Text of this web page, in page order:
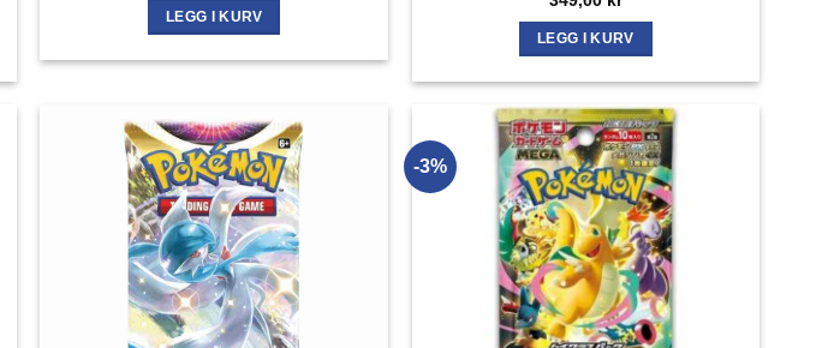
var:
399,00 kr.
LEGG I KURV
LEGG I KURV
-3%